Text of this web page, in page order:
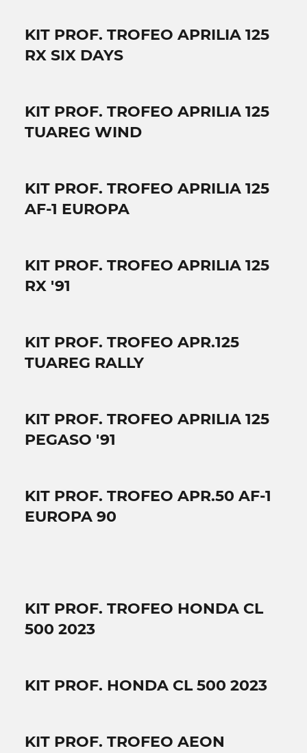
KIT PROF. TROFEO APRILIA 125
RX SIX DAYS
KIT PROF. TROFEO APRILIA 125
TUAREG WIND
KIT PROF. TROFEO APRILIA 125
AF-1 EUROPA
KIT PROF. TROFEO APRILIA 125
RX '91
KIT PROF. TROFEO APR.125
TUAREG RALLY
KIT PROF. TROFEO APRILIA 125
PEGASO '91
KIT PROF. TROFEO APR.50 AF-1
EUROPA 90
KIT PROF. TROFEO HONDA CL
500 2023
KIT PROF. HONDA CL 500 2023
KIT PROF. TROFEO AEON